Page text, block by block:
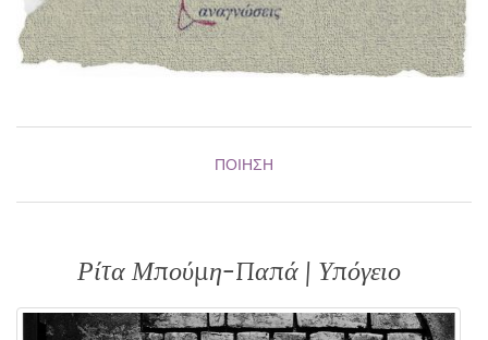
ΠΟΊΗΣΗ
Ρίτα Μπούμη-Παπά | Υπόγειο